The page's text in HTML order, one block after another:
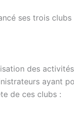
ses trois
des
ayant
de ces clubs :